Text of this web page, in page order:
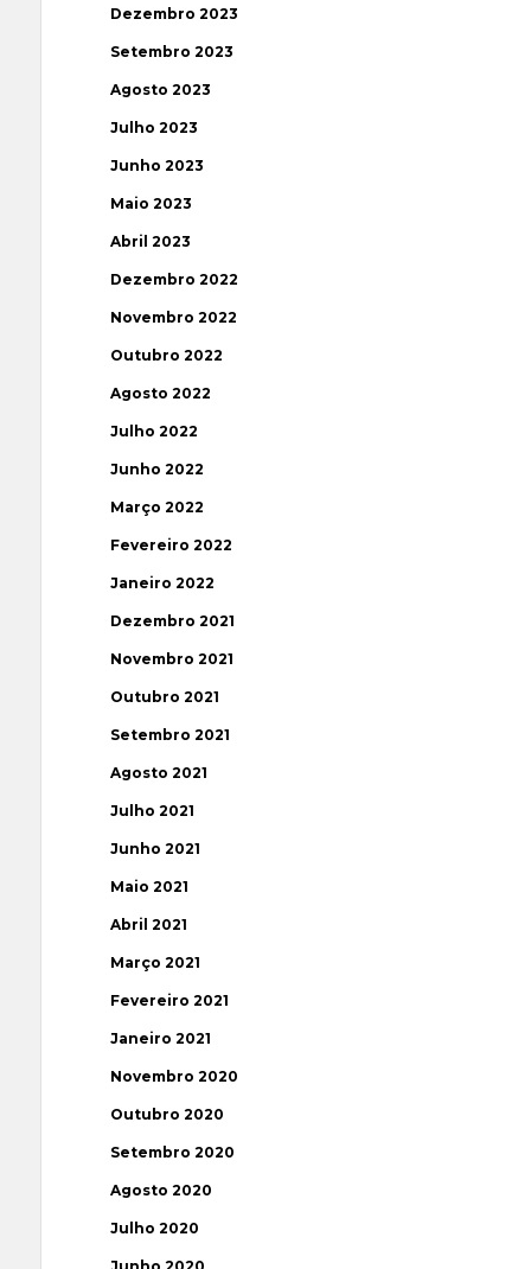
Dezembro 2023
Setembro 2023
Agosto 2023
Julho 2023
Junho 2023
Maio 2023
Abril 2023
Dezembro 2022
Novembro 2022
Outubro 2022
Agosto 2022
Julho 2022
Junho 2022
Março 2022
Fevereiro 2022
Janeiro 2022
Dezembro 2021
Novembro 2021
Outubro 2021
Setembro 2021
Agosto 2021
Julho 2021
Junho 2021
Maio 2021
Abril 2021
Março 2021
Fevereiro 2021
Janeiro 2021
Novembro 2020
Outubro 2020
Setembro 2020
Agosto 2020
Julho 2020